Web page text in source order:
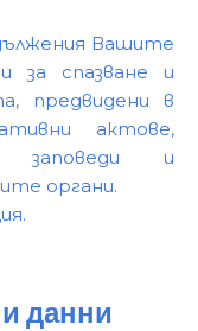
Вашите
за спазване и
предвидени в
актове,
заповеди и
органи.
данни